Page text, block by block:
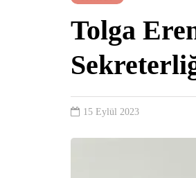
Tolga
15 Eylül 2023